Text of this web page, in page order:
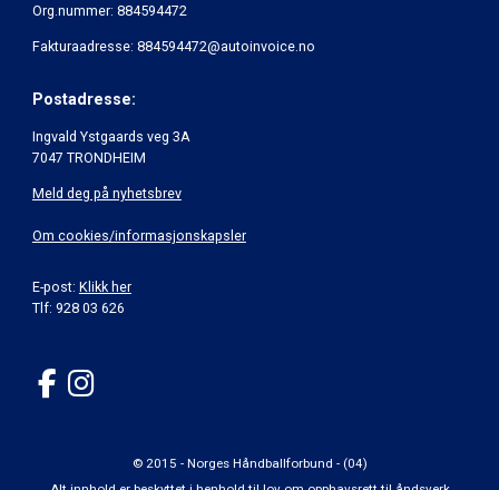
Org.nummer: 884594472
Fakturaadresse: 884594472@autoinvoice.no
Postadresse:
Ingvald Ystgaards veg 3A
7047 TRONDHEIM
Meld deg på nyhetsbrev
Om cookies/informasjonskapsler
E-post: Klikk her
Tlf: 928 03 626
© 2015 - Norges Håndballforbund - (04)